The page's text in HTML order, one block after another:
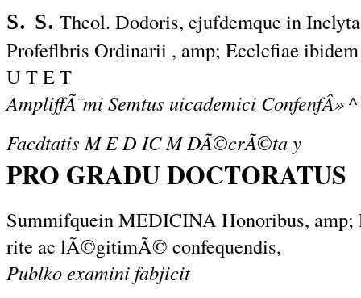
s. s. Theol. Dodoris, ejufdemque in
Profeflbris Ordinarii , amp; Ecclcfiae
U T E T
AmpliffÃ¯mi Semtus uicademici ConfenfÂ»
Facdtatis M E D IC M DÃ©crÃ©ta y
PRO GRADU DOCTORATUS
Summifquein MEDICINA Honoribus,
rite ac lÃ©gitimÃ© confequendis,
Publko examini fabjicit